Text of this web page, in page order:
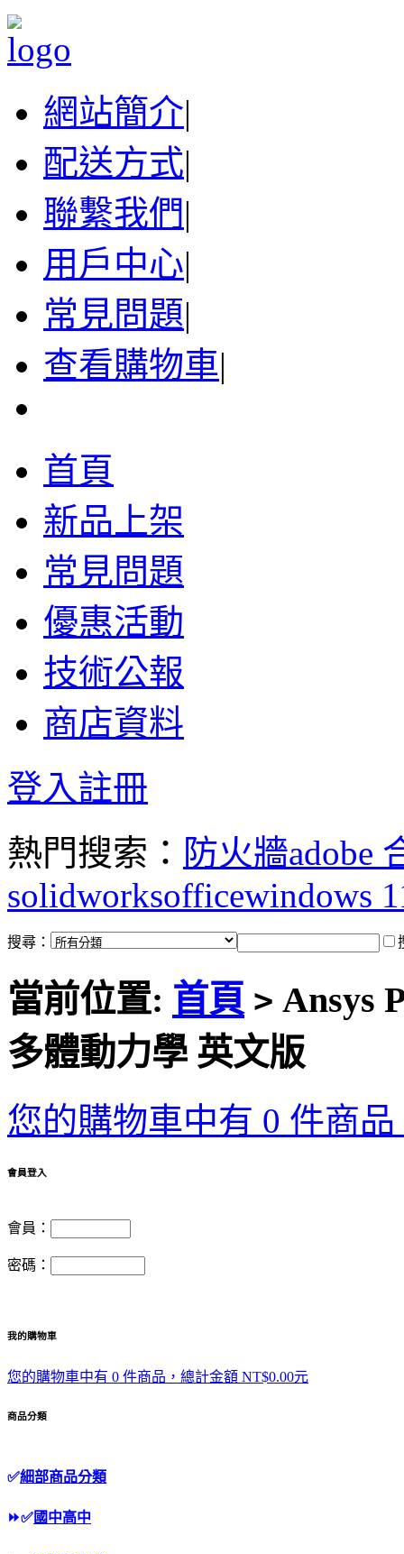
網站簡介|
配送方式|
聯繫我們|
用戶中心|
常見問題|
查看購物車|
首頁
新品上架
常見問題
優惠活動
技術公報
商店資料
登入註冊
熱門搜索： 防火牆adobe
solidworksofficewindows
搜尋：
當前位置: 首頁 > Ansys
多體動力學 英文版
您的購物車中有 0 件商
會員登入
會員：
密碼：
我的購物車
您的購物車中有 0 件商品，總計金額 NT$0.00元
商品分類
✅細部商品分類
⏩✅國中高中